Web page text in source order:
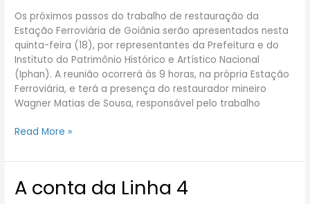
Os próximos passos do trabalho de restauração da
Estação Ferroviária de Goiânia serão apresentados nesta
quinta-feira (18), por representantes da Prefeitura e do
Instituto do Patrimônio Histórico e Artístico Nacional
(Iphan). A reunião ocorrerá às 9 horas, na própria Estação
Ferroviária, e terá a presença do restaurador mineiro
Wagner Matias de Sousa, responsável pelo trabalho
Estação
Ferroviária
de
Goiânia
Read More »
A conta da Linha 4
A
conta